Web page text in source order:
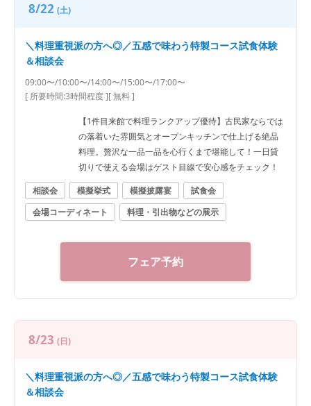
8/22 (土)
＼料理重視派の方へ◎／五感で味わう特製コース試食体験
＆相談会
09:00〜/10:00〜/14:00〜/15:00〜/17:00〜
[ 所要時間:3時間程度][ 無料 ]
【1件目来館で料理ランクアップ優待】古民家ならでは
の落着いた雰囲気とオープンキッチンで仕上げる絶品
料理。贅沢な一品一品を心行くまで堪能して！一日貸
切りで使える会場はゲスト目線で安心感をチェック！
相談会
模擬挙式 模擬披露宴
試食会
会場コーディネート
料理・引出物などの展示
フェア予約
8/23 (日)
＼料理重視派の方へ◎／五感で味わう特製コース試食体験
＆相談会